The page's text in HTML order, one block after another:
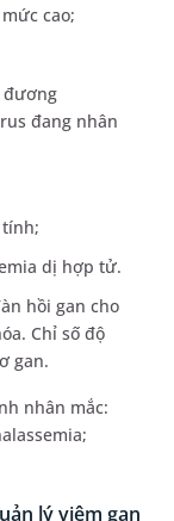
cao;
đương
đang nhân
dị hợp tử.
hồi gan cho
Chỉ số độ
gan.
nhân mắc:
lý viêm gan